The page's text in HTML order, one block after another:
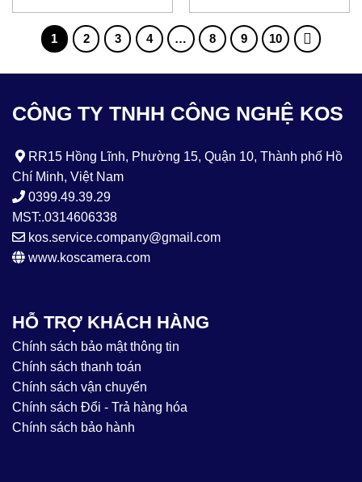
1 2 3 4 … 8 9 10
CÔNG TY TNHH CÔNG NGHỆ KOS
RR15 Hồng Lĩnh, Phường 15, Quận 10, Thành phố Hồ
Chí Minh, Việt Nam
0399.49.39.29
MST:.0314606338
kos.service.company@gmail.com
www.koscamera.com
HỖ TRỢ KHÁCH HÀNG
Chính sách bảo mật thông tin
Chính sách thanh toán
Chính sách vận chuyển
Chính sách Đổi - Trả hàng hóa
Chính sách bảo hành